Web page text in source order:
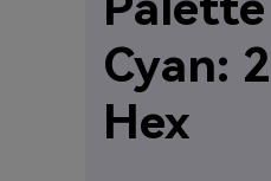
Cyan:
Hex